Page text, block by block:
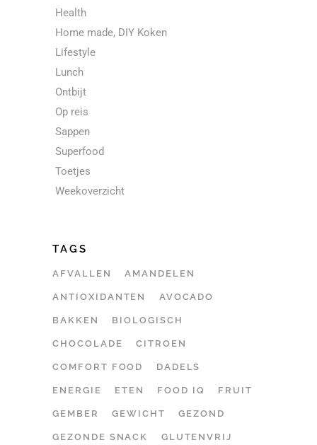
Health
Home made, DIY Koken
Lifestyle
Lunch
Ontbijt
Op reis
Sappen
Superfood
Toetjes
Weekoverzicht
TAGS
AFVALLEN AMANDELEN
ANTIOXIDANTEN AVOCADO
BAKKEN BIOLOGISCH
CHOCOLADE CITROEN
COMFORT FOOD DADELS
ENERGIE ETEN FOOD IQ FRUIT
GEMBER GEWICHT GEZOND
GEZONDE SNACK GLUTENVRIJ